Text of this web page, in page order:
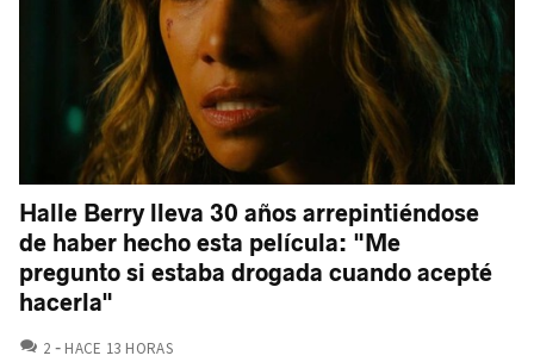
Halle Berry lleva 30 años arrepintiéndose
de haber hecho esta película: "Me
pregunto si estaba drogada cuando acepté
hacerla"
2 COMENTARIOS
HACE 13 HORAS